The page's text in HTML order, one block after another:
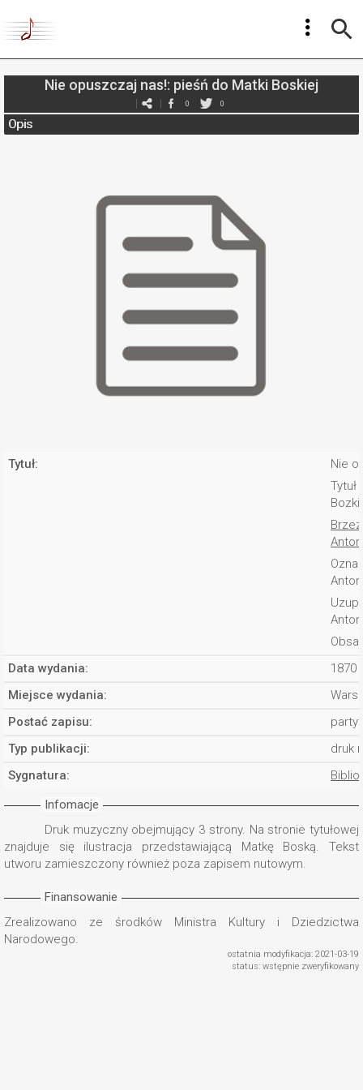
Nie opuszczaj nas!: pieśń do Matki Boskiej
0 0
Opis
Tytuł:
Nie
Data wydania:
1870
Miejsce wydania:
Postać zapisu:
Typ publikacji:
druk
Sygnatura:
Infomacje
Druk muzyczny obejmujący 3 strony. Na stronie tytułowej
znajduje się ilustracja przedstawiającą Matkę Boską. Tekst
utworu zamieszczony również poza zapisem nutowym.
Finansowanie
Zrealizowano ze środków Ministra Kultury i Dziedzictwa
Narodowego.
ostatnia modyfikacja: 2021-03-19
status: wstępnie zweryfikowany